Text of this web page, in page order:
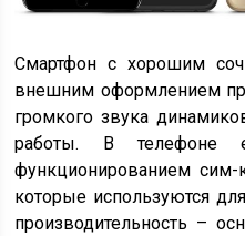
Смартфон с хорошим
внешним оформлением
громкого звука
работы. В телефоне
функционированием сим-
которые используются
производительность –